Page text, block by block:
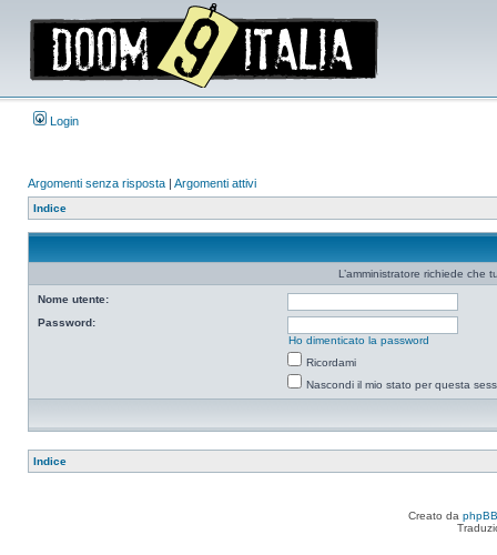
Login
Argomenti senza risposta | Argomenti attivi
Indice
L’amministratore richiede che
Nome utente:
Password:
Ho dimenticato la password
Ricordami
Nascondi il mio stato per questa
Indice
Creato da phpBB